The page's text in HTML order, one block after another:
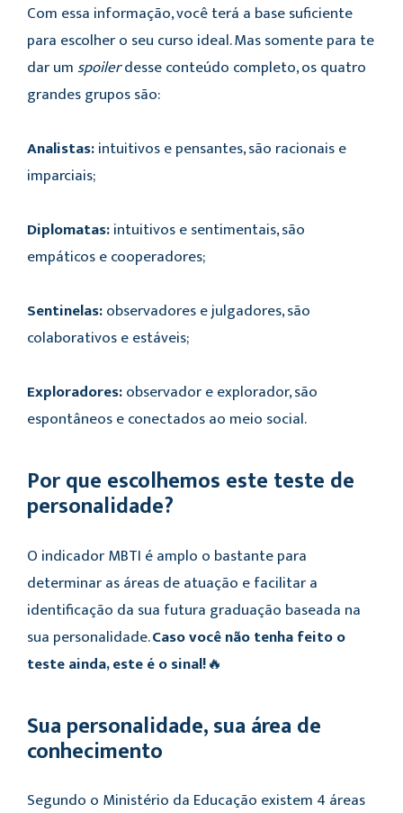
Com essa informação, você terá a base suficiente
para escolher o seu curso ideal. Mas somente para te
dar umspoilerdesse conteúdo completo, os quatro
grandes grupos são:
Analistas:intuitivos e pensantes, são racionais e
imparciais;
Diplomatas:intuitivos e sentimentais, são
empáticos e cooperadores;
Sentinelas:observadores e julgadores, são
colaborativos e estáveis;
Exploradores:observador e explorador, são
espontâneos e conectados ao meio social.
Por que escolhemos este teste de
personalidade?
O indicador MBTI é amplo o bastante para
determinar as áreas de atuação e facilitar a
identificação da sua futura graduação baseada na
sua personalidade.Caso você não tenha feito o
teste ainda, este é o sinal!🔥
Sua personalidade, sua área de
conhecimento
Segundo o Ministério da Educação existem 4 áreas